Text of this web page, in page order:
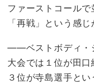
ファーストコールで
「再戦」という感じ
――ベストボディ・
大会では１位が田口
３位が寺島選手と